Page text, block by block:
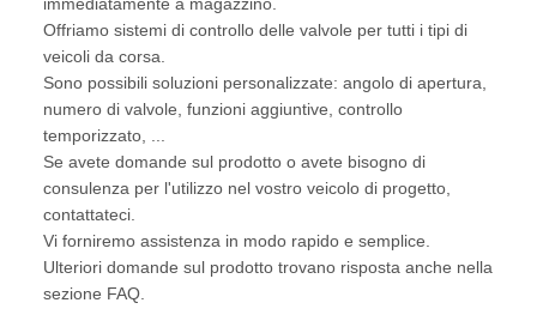
Offriamo sistemi di controllo delle valvole per tutti i tipi di
veicoli da corsa.
Sono possibili soluzioni personalizzate: angolo di apertura,
numero di valvole, funzioni aggiuntive, controllo
temporizzato, ...
Se avete domande sul prodotto o avete bisogno di
consulenza per l'utilizzo nel vostro veicolo di progetto,
contattateci.
Vi forniremo assistenza in modo rapido e semplice.
Ulteriori domande sul prodotto trovano risposta anche nella
sezione FAQ.